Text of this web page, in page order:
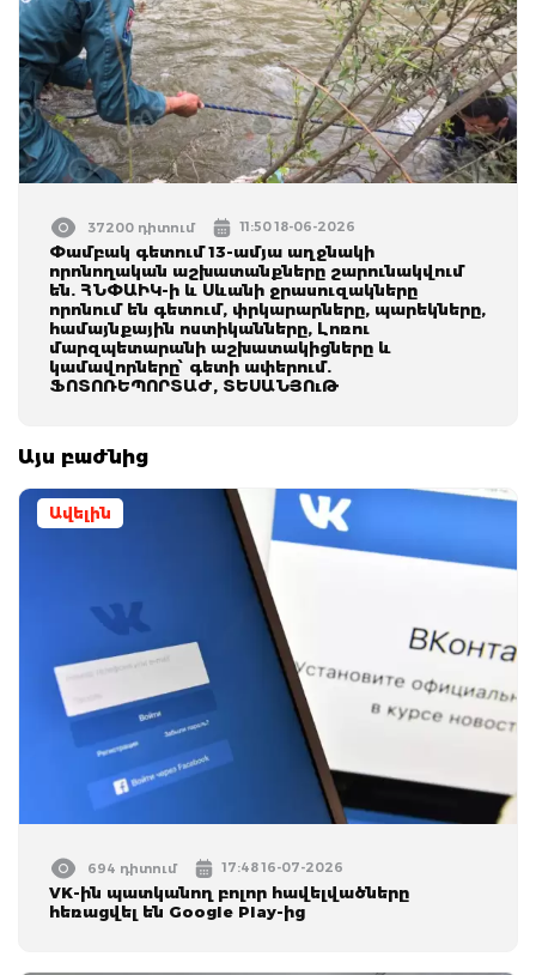
37200 դիտում 11:50 18-06-2026
Փամբակ գետում 13-ամյա աղջնակի
որոնողական աշխատանքները շարունակվում
են. ՀՆՓԱԻԿ-ի և Սևանի ջրասուզակները
որոնում են գետում, փրկարարները, պարեկները,
համայնքային ոստիկանները, Լոռու
մարզպետարանի աշխատակիցները և
կամավորները՝ գետի ափերում.
ՖՈՏՈՌԵՊՈՐՏԱԺ, ՏԵՍԱՆՅՈւԹ
Այս բաժնից
Ավելին
694 դիտում 17:48 16-07-2026
VK-ին պատկանող բոլոր հավելվածները
հեռացվել են Google Play-ից